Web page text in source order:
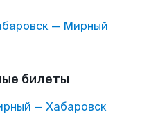
— Мирный
билеты
— Хабаровск